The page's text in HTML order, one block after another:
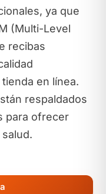
ya que
(Multi-Level
recibas
en línea.
respaldados
para ofrecer